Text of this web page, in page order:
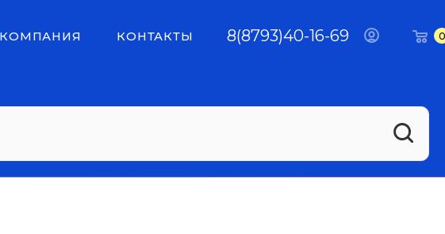
8(8793)40-16-69
КОМПАНИЯ КОНТАКТЫ 0